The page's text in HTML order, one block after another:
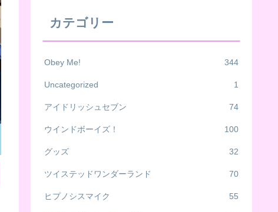
カテゴリー
Obey Me! 344
Uncategorized 1
アイドリッシュセブン 74
ウインドボーイズ！ 100
グッズ 32
ツイステッドワンダーランド 70
ヒプノシスマイク 55